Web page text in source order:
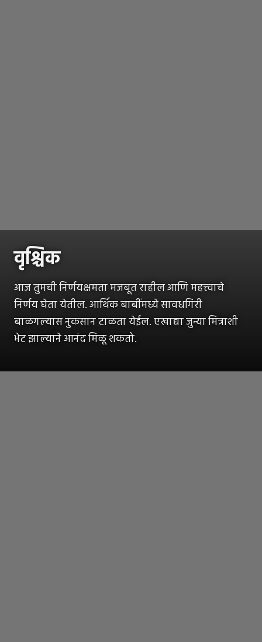
वृश्चिक
आज तुमची निर्णयक्षमता मजबूत राहील आणि महत्त्वाचे
निर्णय घेता येतील. आर्थिक बाबींमध्ये सावधगिरी
बाळगल्यास नुकसान टाळता येईल. एखाद्या जुन्या मित्राशी
भेट झाल्याने आनंद मिळू शकतो.